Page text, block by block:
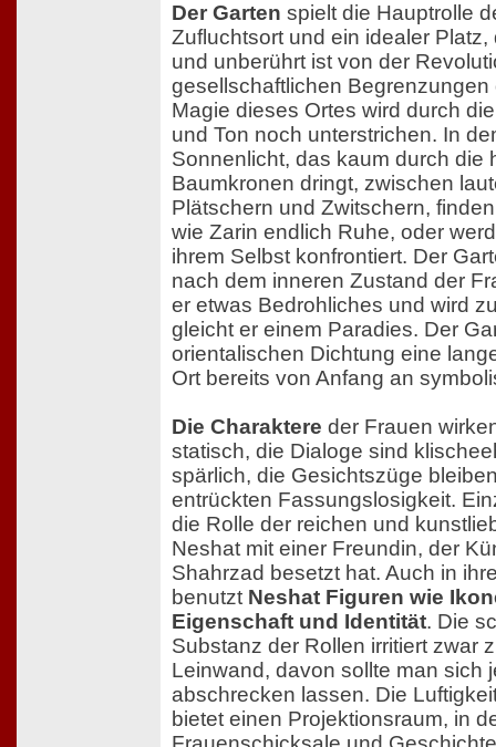
Der Garten spielt die Hauptrolle
Zufluchtsort und ein idealer
und unberührt ist von der
gesellschaftlichen Begrenzungen
Magie dieses Ortes wird durch
und Ton noch unterstrichen. In
Sonnenlicht, das kaum durch die
Baumkronen dringt, zwischen
Plätschern und Zwitschern,
wie Zarin endlich Ruhe, oder
ihrem Selbst konfrontiert. Der
nach dem inneren Zustand der
er etwas Bedrohliches und wird
gleicht er einem Paradies. Der
orientalischen Dichtung eine
Ort bereits von Anfang an
Die Charaktere der Frauen
statisch, die Dialoge sind
spärlich, die Gesichtszüge
entrückten Fassungslosigkeit.
die Rolle der reichen und
Neshat mit einer Freundin, der
Shahrzad besetzt hat. Auch in
benutzt Neshat Figuren wie
Eigenschaft und Identität. Die
Substanz der Rollen irritiert zwar
Leinwand, davon sollte man sich
abschrecken lassen. Die
bietet einen Projektionsraum, in